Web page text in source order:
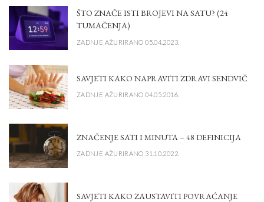
ŠTO ZNAČE ISTI BROJEVI NA SATU? (24
TUMAČENJA)
ZADNJE AŽURIRANO 05.04.2023.
SAVJETI KAKO NAPRAVITI ZDRAVI SENDVIČ
ZADNJE AŽURIRANO 04.05.2016.
ZNAČENJE SATI I MINUTA – 48 DEFINICIJA
ZADNJE AŽURIRANO 31.10.2022.
SAVJETI KAKO ZAUSTAVITI POVRAĆANJE